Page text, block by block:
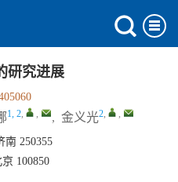
研究进展
1, 2, , , 金义光2, ,
南 250355
100850